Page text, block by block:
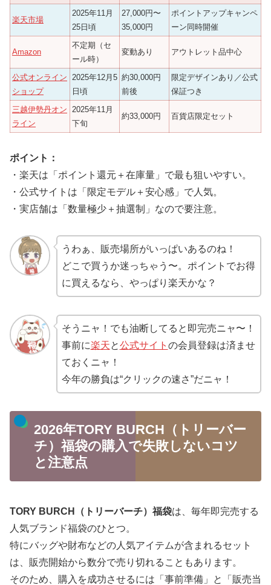
楽天市場
2025年11月
25日頃
27,000円〜
35,000円
ポイントアップキャンペ
ーン同時開催
Amazon
不定期（セ
ール時）
変動あり アウトレット品中心
公式オンライン
ショップ
2025年12月5
日頃
約30,000円
前後
限定デザインあり／公式
保証つき
三越伊勢丹オン
ライン
2025年11月
下旬
約33,000円 百貨店限定セット
ポイント：
・楽天は「ポイント還元＋在庫量」で最も狙いやすい。
・公式サイトは「限定モデル＋安心感」で人気。
・実店舗は「数量極少＋抽選制」なので要注意。
うわぁ、販売場所がいっぱいあるのね！
どこで買うか迷っちゃう〜。ポイントでお得
に買えるなら、やっぱり楽天かな？
そうニャ！でも油断してると即完売ニャ〜！
事前に楽天と公式サイト の会員登録は済ませ
ておくニャ！
今年の勝負は“クリックの速さ”だニャ！
2026年TORY BURCH（トリーバー
チ）福袋の購入で失敗しないコツ
と注意点
TORY BURCH（トリーバーチ）福袋は、毎年即完売する
人気ブランド福袋のひとつ。
特にバッグや財布などの人気アイテムが含まれるセット
は、販売開始から数分で売り切れることもあります。
そのため、購入を成功させるには「事前準備」と「販売当